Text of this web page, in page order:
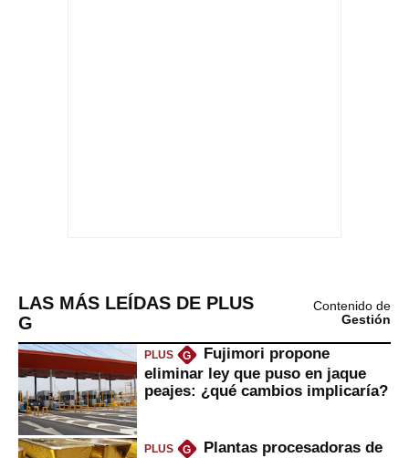
LAS MÁS LEÍDAS DE PLUS
G
Contenido de
Gestión
PLUS G
Fujimori propone
eliminar ley que puso en jaque
peajes: ¿qué cambios implicaría?
PLUS G
Plantas procesadoras de